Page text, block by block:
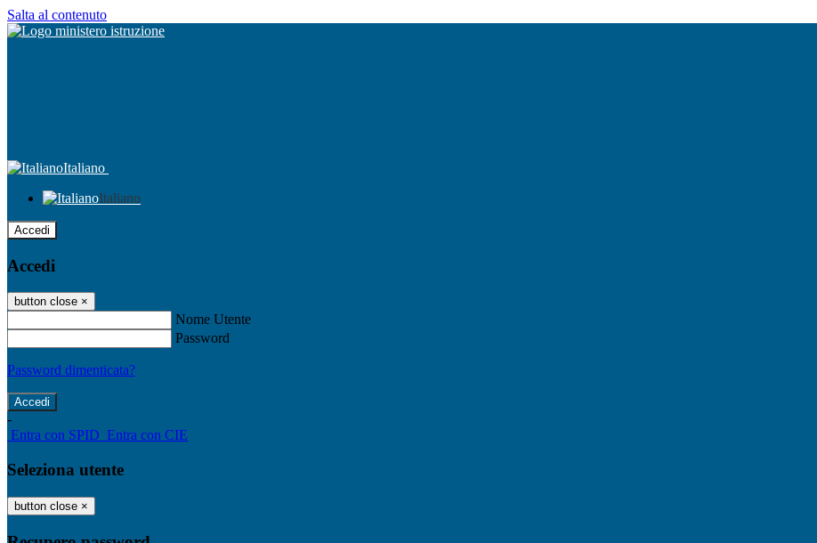
Salta al contenuto
Italiano
Italiano
Accedi
Accedi
button close ×
Nome Utente
Password
Password dimenticata?
-
Entra con SPID Entra con CIE
Seleziona utente
button close ×